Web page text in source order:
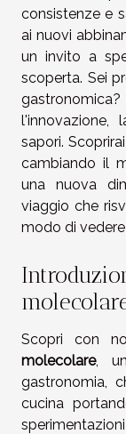
consistenze e
ai nuovi
un invito a
scoperta. Sei
l'innovazione,
sapori.
cambiando il
una nuova
viaggio che
modo di
Scopri con
molecolare,
gastronomia,
cucina